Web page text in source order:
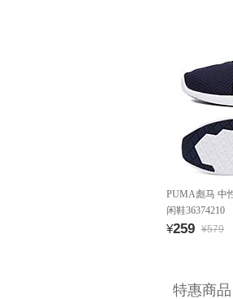
PUMA彪马 中
闲鞋36374210
¥259 ¥579
特惠商品